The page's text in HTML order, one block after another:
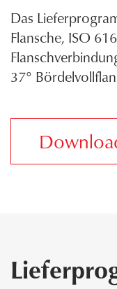
Das
Flansche, ISO
37°